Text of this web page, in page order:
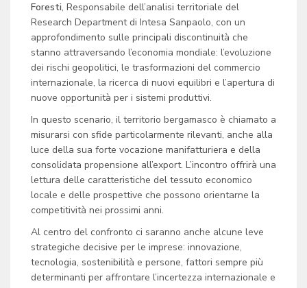
Foresti, Responsabile dell’analisi territoriale del
Research Departmentdi Intesa Sanpaolo, con un
approfondimento sulle principali discontinuità che
stanno attraversando l’economia mondiale: l’evoluzione
dei rischi geopolitici, le trasformazioni del commercio
internazionale, la ricerca di nuovi equilibri e l’apertura di
nuove opportunità per i sistemi produttivi.
In questo scenario, il territorio bergamasco è chiamato a
misurarsi con sfide particolarmente rilevanti, anche alla
luce della sua forte vocazione manifatturiera e della
consolidata propensione all’export. L’incontro offrirà una
lettura delle caratteristiche del tessuto economico
locale e delle prospettive che possono orientarne la
competitività nei prossimi anni.
Al centro del confronto ci saranno anche alcune leve
strategiche decisive per le imprese: innovazione,
tecnologia, sostenibilità e persone, fattori sempre più
determinanti per affrontare l’incertezza internazionale e